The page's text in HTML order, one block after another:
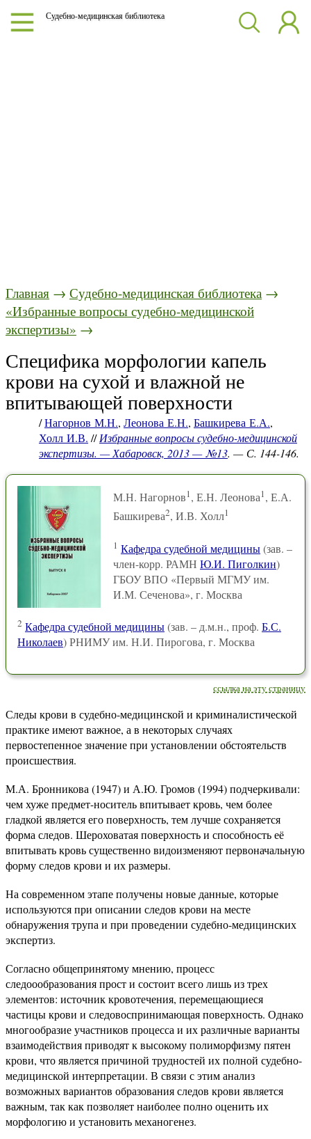
Судебно-медицинская библиотека
Главная → Судебно-медицинская библиотека →
«Избранные вопросы судебно-медицинской
экспертизы» →
Специфика морфологии капель
крови на сухой и влажной не
впитывающей поверхности
/Нагорнов М.Н., Леонова Е.Н., Башкирева Е.А.,
Холл И.В. //Избранные вопросы судебно-медицинской
экспертизы. — Хабаровск, 2013 — №13. — С. 144-146.
М.Н. Нагорнов1, Е.Н. Леонова1, Е.А.
Башкирева2, И.В. Холл1
1 Кафедра судебной медицины(зав. –
член-корр. РАМН Ю.И. Пиголкин)
ГБОУ ВПО «Первый МГМУ им.
И.М. Сеченова», г. Москва
2 Кафедра судебной медицины(зав. – д.м.н., проф. Б.С.
Николаев) РНИМУ им. Н.И. Пирогова, г. Москва
ссылка на эту страницу
Следы крови в судебно-медицинской и криминалистической
практике имеют важное, а в некоторых случаях
первостепенное значение при установлении обстоятельств
происшествия.
М.А. Бронникова (1947) и А.Ю. Громов (1994) подчеркивали:
чем хуже предмет-носитель впитывает кровь, чем более
гладкой является его поверхность, тем лучше сохраняется
форма следов. Шероховатая поверхность и способность её
впитывать кровь существенно видоизменяют первоначальную
форму следов крови и их размеры.
На современном этапе получены новые данные, которые
используются при описании следов крови на месте
обнаружения трупа и при проведении судебно-медицинских
экспертиз.
Согласно общепринятому мнению, процесс
следоообразования прост и состоит всего лишь из трех
элементов: источник кровотечения, перемещающиеся
частицы крови и следовоспринимающая поверхность. Однако
многообразие участников процесса и их различные варианты
взаимодействия приводят к высокому полиморфизму пятен
крови, что является причиной трудностей их полной судебно-
медицинской интерпретации. В связи с этим анализ
возможных вариантов образования следов крови является
важным, так как позволяет наиболее полно оценить их
морфологию и установить механогенез.